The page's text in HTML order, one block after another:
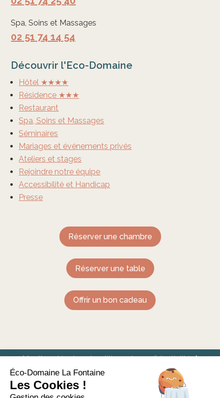
Spa, Soins et Massages
02 51 74 14 54
Découvrir l'Eco-Domaine
Hôtel ★★★★
Résidence ★★★
Restaurant
Spa, Soins et Massages
Séminaires
Mariages et événements privés
Ateliers et stages
Rejoindre notre équipe
Accessibilité et Handicap
Presse
Réserver une chambre
Réserver une table
Offrir un bon cadeau
Mentions légales et politique de confidentialité/
Conditions générales de vente
Eco-Domaine La Fontaine – Hôtel Restaurant à
Éco-Domaine La Fontaine
Les Cookies !